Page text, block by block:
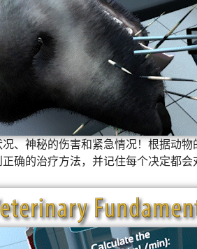
、神秘的伤害和紧急情况！根据动
确的治疗方法，并记住每个决定都会